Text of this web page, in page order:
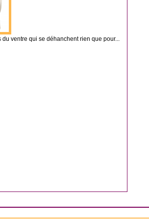
ventre qui se déhanchent rien que pour...